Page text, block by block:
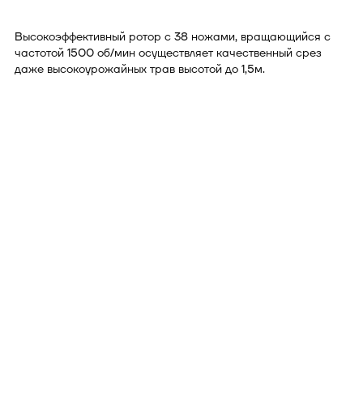
Высокоэффективный ротор с 38 ножами, вращающийся с
частотой 1500 об/мин осуществляет качественный срез
даже высокоурожайных трав высотой до 1,5м.